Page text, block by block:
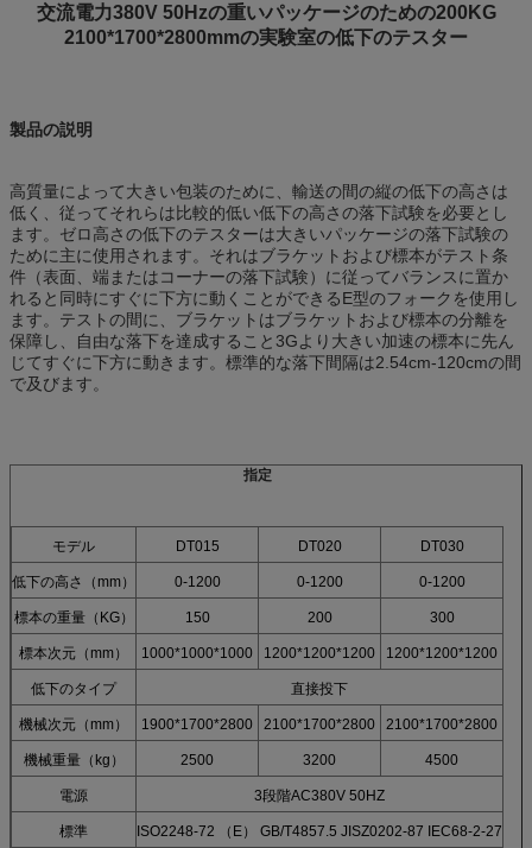
交流電力380V 50Hzの重いパッケージのための200KG
2100*1700*2800mmの実験室の低下のテスター
製品の説明
高質量によって大きい包装のために、輸送の間の縦の低下の高さは
低く、従ってそれらは比較的低い低下の高さの落下試験を必要とし
ます。ゼロ高さの低下のテスターは大きいパッケージの落下試験の
ために主に使用されます。それはブラケットおよび標本がテスト条
件（表面、端またはコーナーの落下試験）に従ってバランスに置か
れると同時にすぐに下方に動くことができるE型のフォークを使用し
ます。テストの間に、ブラケットはブラケットおよび標本の分離を
保障し、自由な落下を達成すること3Gより大きい加速の標本に先ん
じてすぐに下方に動きます。標準的な落下間隔は2.54cm-120cmの間
で及びます。
指定
モデル DT015 DT020 DT030
低下の高さ（mm） 0-1200 0-1200 0-1200
標本の重量（KG） 150 200 300
標本次元（mm） 1000*1000*1000 1200*1200*1200 1200*1200*1200
低下のタイプ 直接投下
機械次元（mm） 1900*1700*2800 2100*1700*2800 2100*1700*2800
機械重量（kg） 2500 3200 4500
電源 3段階AC380V 50HZ
標準 ISO2248-72 （E） GB/T4857.5 JISZ0202-87 IEC68-2-27